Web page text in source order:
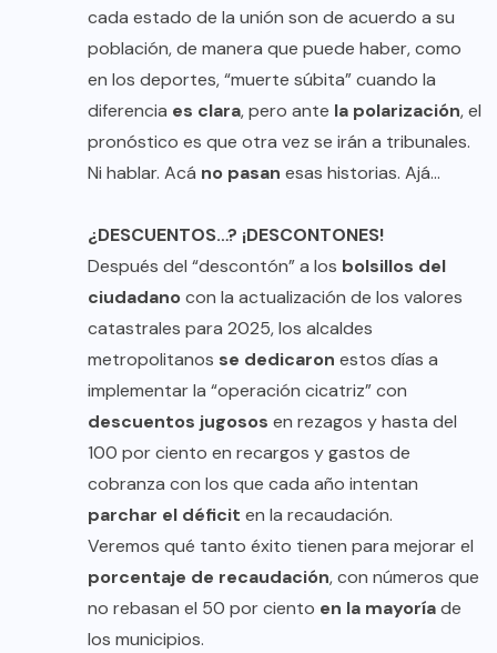
cada estado de la unión son de acuerdo a su
población, de manera que puede haber, como
en los deportes, “muerte súbita” cuando la
diferencia es clara, pero ante la polarización, el
pronóstico es que otra vez se irán a tribunales.
Ni hablar. Acá no pasan esas historias. Ajá…
¿DESCUENTOS…? ¡DESCONTONES!
Después del “descontón” a los bolsillos del
ciudadanocon la actualización de los valores
catastrales para 2025, los alcaldes
metropolitanos se dedicaron estos días a
implementar la “operación cicatriz” con
descuentos jugosos en rezagos y hasta del
100 por ciento en recargos y gastos de
cobranza con los que cada año intentan
parchar el déficit en la recaudación.
Veremos qué tanto éxito tienen para mejorar el
porcentaje de recaudación, con números que
no rebasan el 50 por ciento en la mayoríade
los municipios.